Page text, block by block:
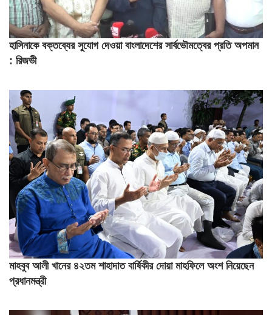
হাসিনাকে বক্তব্যের সুযোগ দেওয়া বাংলাদেশের সার্বভৌমত্বের প্রতি অপমান
: রিজভী
মাহবুব আলী খানের ৪২তম শাহাদাত বার্ষিকীর দোয়া মাহফিলে অংশ নিয়েছেন
প্রধানমন্ত্রী